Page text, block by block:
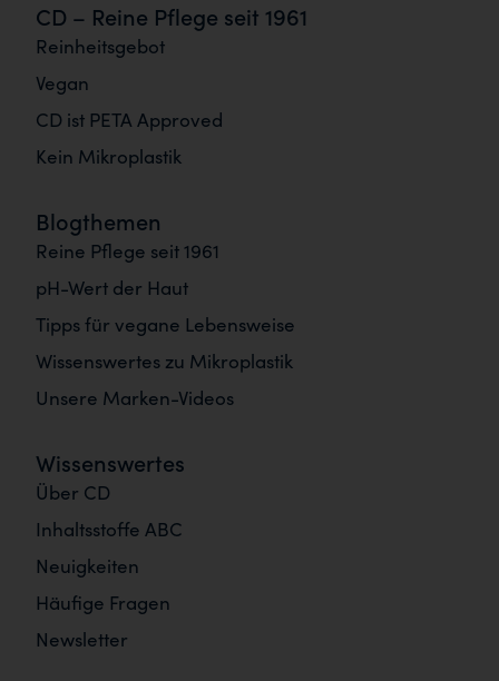
CD – Reine Pflege seit 1961
Reinheitsgebot
Vegan
CD ist PETA Approved
Kein Mikroplastik
Blogthemen
Reine Pflege seit 1961
pH-Wert der Haut
Tipps für vegane Lebensweise
Wissenswertes zu Mikroplastik
Unsere Marken-Videos
Wissenswertes
Über CD
Inhaltsstoffe ABC
Neuigkeiten
Häufige Fragen
Newsletter